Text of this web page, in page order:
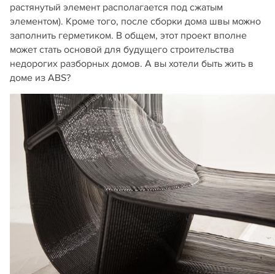
растянутый элемент располагается под сжатым
элементом). Кроме того, после сборки дома швы можно
заполнить герметиком. В общем, этот проект вполне
может стать основой для будущего строительства
недорогих разборных домов. А вы хотели быть жить в
доме из ABS?